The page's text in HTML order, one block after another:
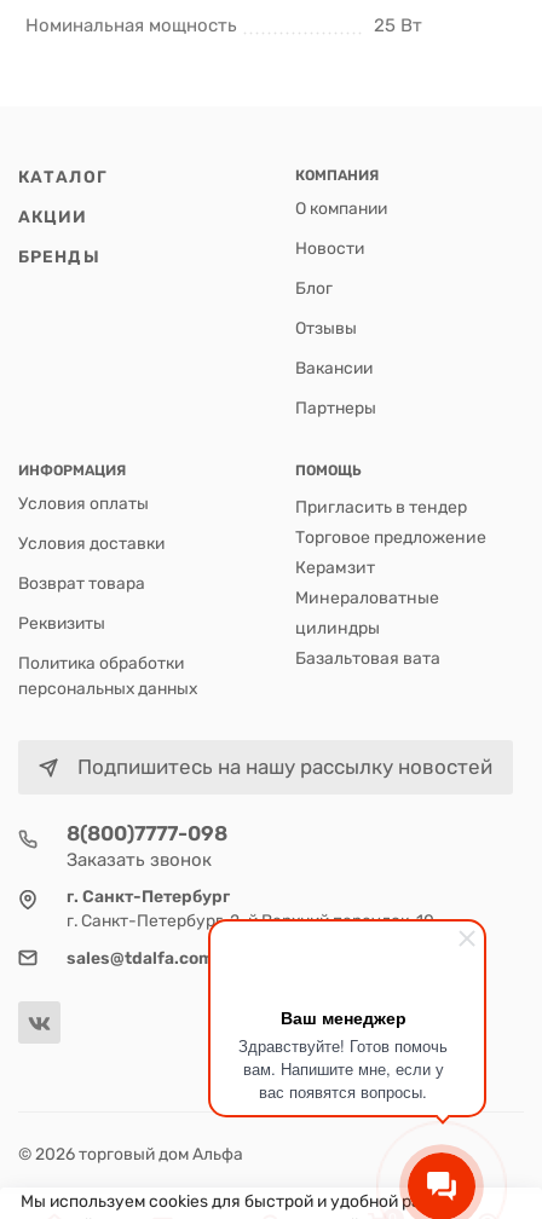
Ваш менеджер
Здравствуйте! Готов помочь
вам. Напишите мне, если у
вас появятся вопросы.
Номинальная мощность
25 Вт
КАТАЛОГ
АКЦИИ
БРЕНДЫ
КОМПАНИЯ
О компании
Новости
Блог
Отзывы
Вакансии
Партнеры
ИНФОРМАЦИЯ
Условия оплаты
Условия доставки
Возврат товара
Реквизиты
Политика обработки
персональных данных
ПОМОЩЬ
Пригласить в тендер
Торговое предложение
Керамзит
Минераловатные
цилиндры
Базальтовая вата
Подпишитесь на нашу рассылку новостей
8(800)7777-098
Заказать звонок
г. Санкт-Петербург
г. Санкт-Петербург, 2-й Верхний переулок, 10
sales@tdalfa.com
© 2026 торговый дом Альфа
Мы используем cookies для быстрой и удобной работы